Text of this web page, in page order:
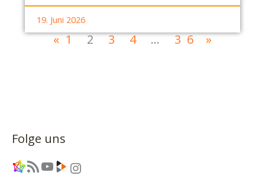
19. Juni 2026
« 1 2 3 4 … 36 »
Folge uns
Link RSS-Feed YouTube Link Instagram